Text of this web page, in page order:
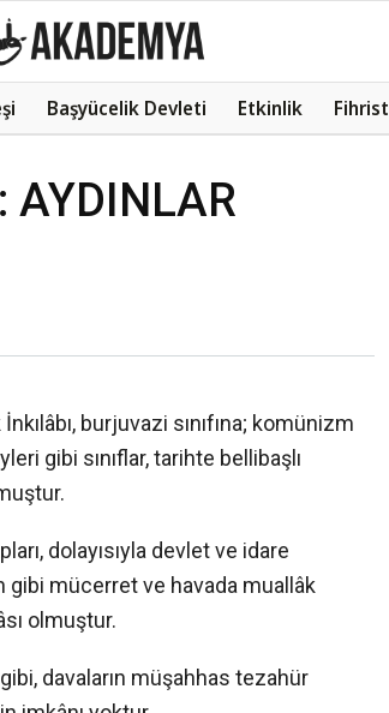
Başyücelik Devleti Etkinlik Fihrist
burjuvazi sınıfına; komünizm
gibi sınıflar, tarihte bellibaşlı
dolayısıyla devlet ve idare
mücerret ve havada muallâk
olmuştur.
davaların müşahhas tezahür